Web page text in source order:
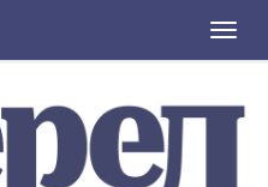
Toggle